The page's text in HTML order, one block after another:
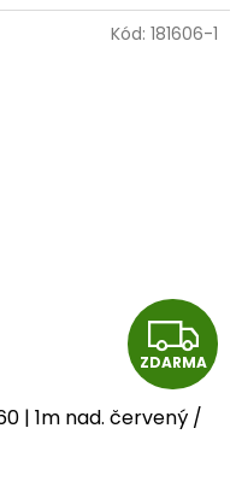
Z
D
A
ZDARMA
| 1m nad. červený /
Kód: 181606-1